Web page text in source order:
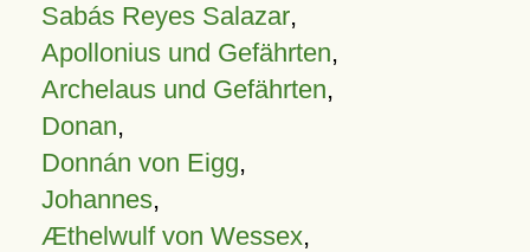
Sabás Reyes Salazar,
Apollonius und Gefährten,
Archelaus und Gefährten,
Donan,
Donnán von Eigg,
Johannes,
Æthelwulf von Wessex,